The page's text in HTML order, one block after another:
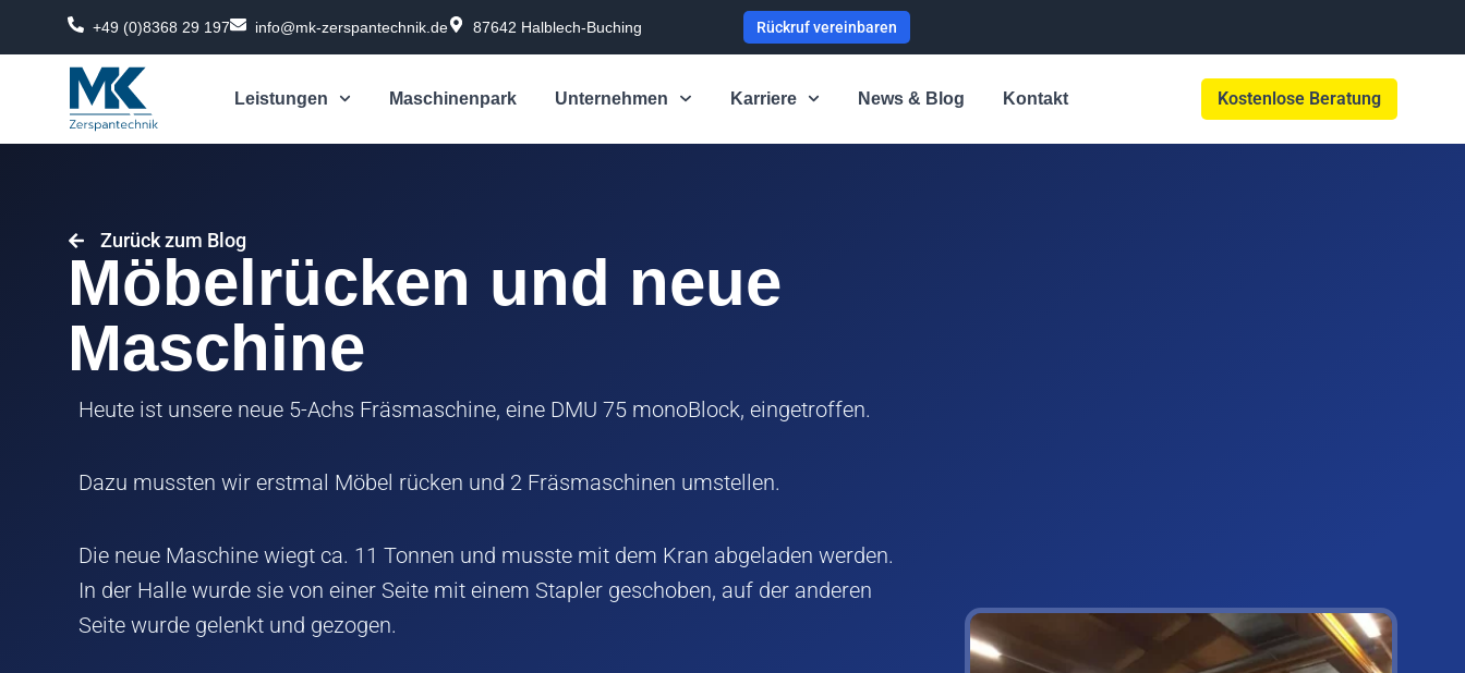
+49 (0)8368 29 197 info@mk-zerspantechnik.de 87642 Halblech-Buching Rückruf vereinbaren
Leistungen Maschinenpark Unternehmen Karriere News & Blog Kontakt Kostenlose Beratung
Zurück zum Blog
Möbelrücken und neue
Maschine
Heute ist unsere neue 5-Achs Fräsmaschine, eine DMU 75 monoBlock, eingetroffen.
Dazu mussten wir erstmal Möbel rücken und 2 Fräsmaschinen umstellen.
Die neue Maschine wiegt ca. 11 Tonnen und musste mit dem Kran abgeladen werden.
In der Halle wurde sie von einer Seite mit einem Stapler geschoben, auf der anderen
Seite wurde gelenkt und gezogen.